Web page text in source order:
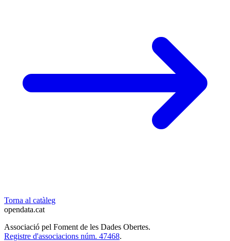
Torna al catàleg
opendata.cat
Associació pel Foment de les Dades Obertes.
Registre d'associacions núm. 47468.